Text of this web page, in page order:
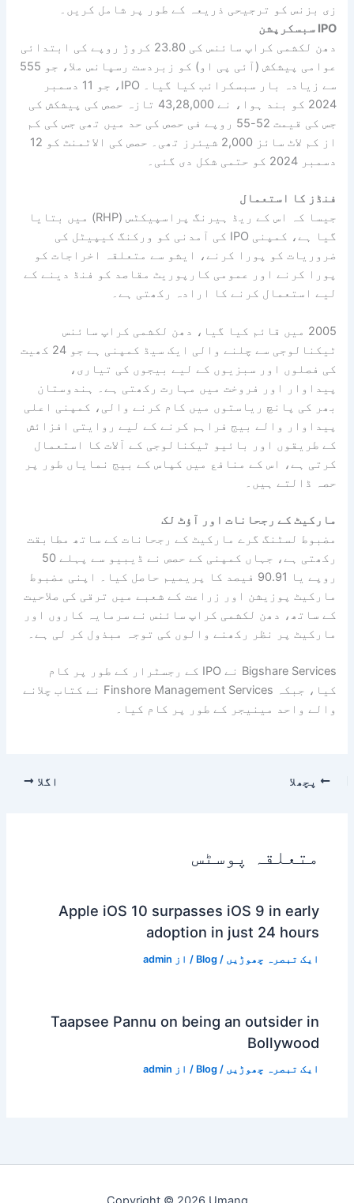
زی بزنس کو ترجیحی ذریعہ کے طور پر شامل کریں۔
IPO سبسکرپشن
دھن لکشمی کراپ سائنس کی 23.80 کروڑ روپے کی ابتدائی
عوامی پیشکش (آئی پی او) کو زبردست رسپانس ملا، جو 555
سے زیادہ بار سبسکرائب کیا گیا۔ IPO، جو 11 دسمبر
2024 کو بند ہوا، نے 43,28,000 تازہ حصص کی پیشکش کی
جس کی قیمت 52-55 روپے فی حصص کی حد میں تھی جس کی کم
از کم لاٹ سائز 2,000 شیئرز تھی۔ حصص کی الاٹمنٹ کو 12
دسمبر 2024 کو حتمی شکل دی گئی۔
فنڈز کا استعمال
جیسا کہ اس کے ریڈ ہیرنگ پراسپیکٹس (RHP) میں بتایا
گیا ہے، کمپنی IPO کی آمدنی کو ورکنگ کیپیٹل کی
ضروریات کو پورا کرنے، ایشو سے متعلقہ اخراجات کو
پورا کرنے اور عمومی کارپوریٹ مقاصد کو فنڈ دینے کے
لیے استعمال کرنے کا ارادہ رکھتی ہے۔
2005 میں قائم کیا گیا، دھن لکشمی کراپ سائنس
ٹیکنالوجی سے چلنے والی ایک سیڈ کمپنی ہے جو 24 کھیت
کی فصلوں اور سبزیوں کے لیے بیجوں کی تیاری،
پیداوار اور فروخت میں مہارت رکھتی ہے۔ ہندوستان
بھر کی پانچ ریاستوں میں کام کرنے والی، کمپنی اعلی
پیداوار والے بیج فراہم کرنے کے لیے روایتی افزائش
کے طریقوں اور بائیو ٹیکنالوجی کے آلات کا استعمال
کرتی ہے، اس کے منافع میں کپاس کے بیج نمایاں طور پر
حصہ ڈالتے ہیں۔
مارکیٹ کے رجحانات اور آؤٹ لک
مضبوط لسٹنگ گرے مارکیٹ کے رجحانات کے ساتھ مطابقت
رکھتی ہے، جہاں کمپنی کے حصص نے ڈیبیو سے پہلے 50
روپے یا 90.91 فیصد کا پریمیم حاصل کیا۔ اپنی مضبوط
مارکیٹ پوزیشن اور زراعت کے شعبے میں ترقی کی صلاحیت
کے ساتھ، دھن لکشمی کراپ سائنس نے سرمایہ کاروں اور
مارکیٹ پر نظر رکھنے والوں کی توجہ مبذول کر لی ہے۔
Bigshare Services نے IPO کے رجسٹرار کے طور پر کام
کیا، جبکہ Finshore Management Services نے کتاب چلانے
والے واحد مینیجر کے طور پر کام کیا۔
پچھلا اگلا
متعلقہ پوسٹس
Apple iOS 10 surpasses iOS 9 in early
adoption in just 24 hours
ایک تبصرہ چھوڑیں /
Blog / از admin
Taapsee Pannu on being an outsider in
Bollywood
ایک تبصرہ چھوڑیں /
Blog / از admin